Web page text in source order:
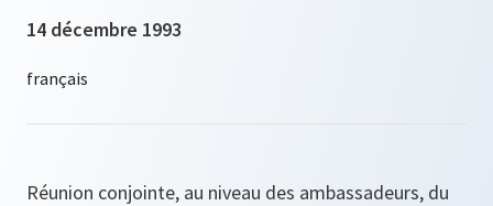
14 décembre 1993
Réunion conjointe, au niveau des ambassadeurs, du